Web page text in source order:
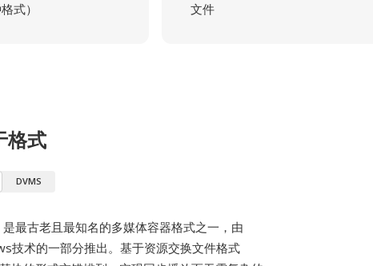
式）
文件
格式
DVMS
最古老且最知名的多媒体容器格式之一，由
技术的一部分推出。基于资源交换文件格式